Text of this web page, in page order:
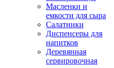
Масленки и
емкости для сыра
Салатники
Диспенсеры для
напитков
Деревянная
сервировочная